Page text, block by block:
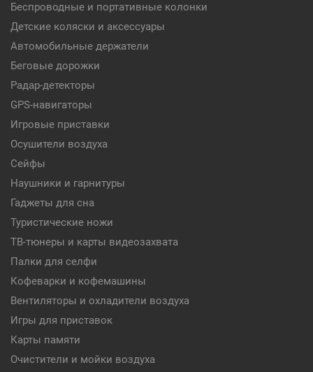
Беспроводные и портативные колонки
Детские коляски и аксессуары
Автомобильные держатели
Беговые дорожки
Радар-детекторы
GPS-навигаторы
Игровые приставки
Осушители воздуха
Сейфы
Наушники и гарнитуры
Гаджеты для сна
Туристические ножи
ТВ-тюнеры и карты видеозахвата
Палки для селфи
Кофеварки и кофемашины
Вентиляторы и охладители воздуха
Игры для приставок
Карты памяти
Очистители и мойки воздуха